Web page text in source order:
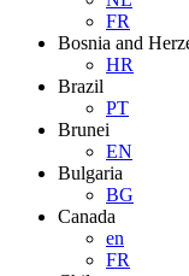
FR
Bosnia and
HR
Brazil
PT
Brunei
EN
Bulgaria
BG
Canada
en
FR